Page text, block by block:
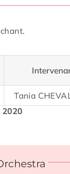
Tania
2020